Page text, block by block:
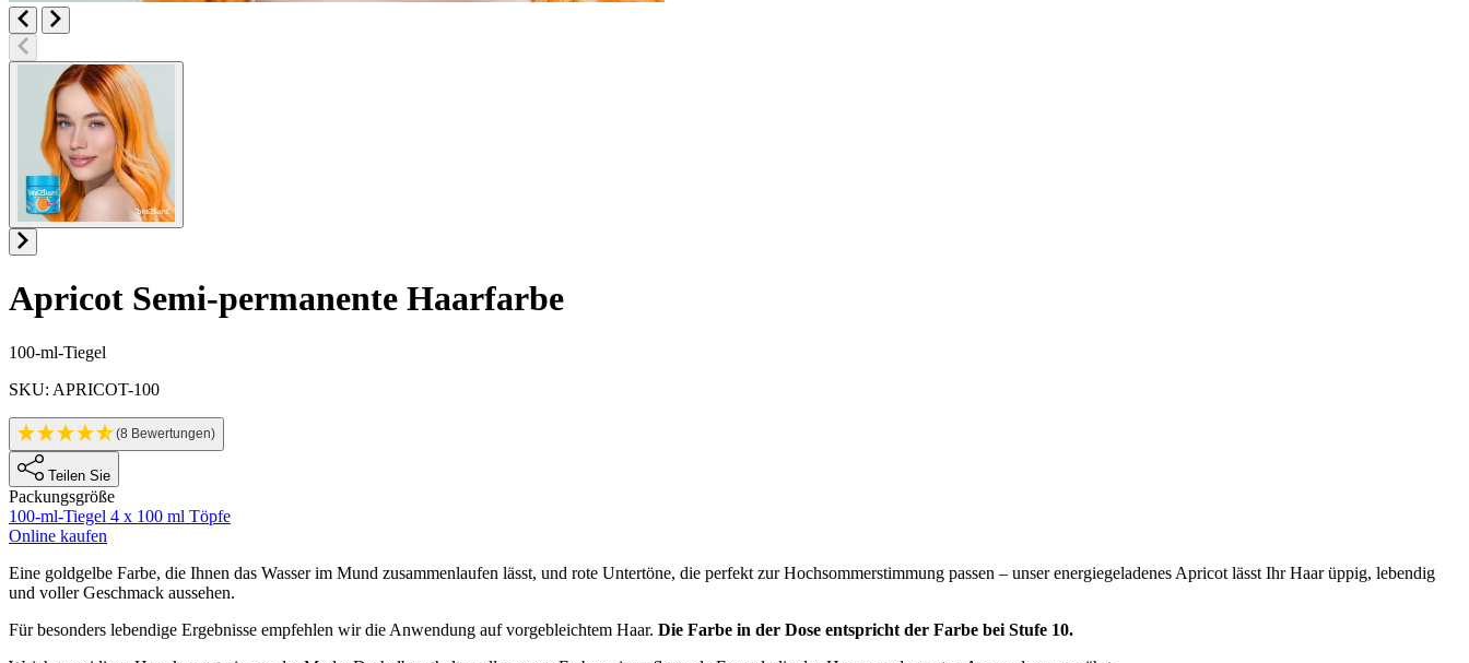
Apricot Semi-permanente Haarfarbe
Produktinformationen
100-ml-Tiegel
SKU: APRICOT-100
(8 Bewertungen)
Teilen Sie
Packungsgröße
100-ml-Tiegel 4 x 100 ml Töpfe
Online kaufen
Description
Eine goldgelbe Farbe, die Ihnen das Wasser im Mund zusammenlaufen lässt, und rote Untertöne, die perfekt zur Hochsommerstimmung passen – unser energiegeladenes Apricot lässt Ihr Haar üppig, lebendig
und voller Geschmack aussehen.
Für besonders lebendige Ergebnisse empfehlen wir die Anwendung auf vorgebleichtem Haar. Die Farbe in der Dose entspricht der Farbe bei Stufe 10.